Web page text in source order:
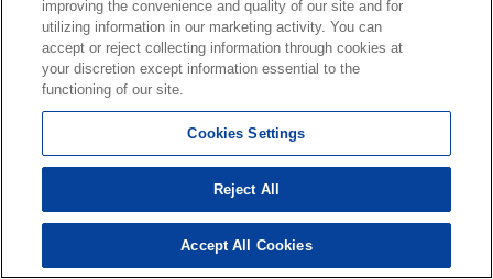
鳥浜駅（金沢シーサイドライン）
並木北駅（金沢シーサイドライン）
並木中央駅（金沢シーサイドライン）
南部市場駅（金沢シーサイドライン）
能見台駅（京急本線）
improving the convenience and quality of our site and for
utilizing information in our marketing activity. You can
accept or reject collecting information through cookies at
your discretion except information essential to the
functioning of our site.
Cookies Settings
Reject All
Accept All Cookies